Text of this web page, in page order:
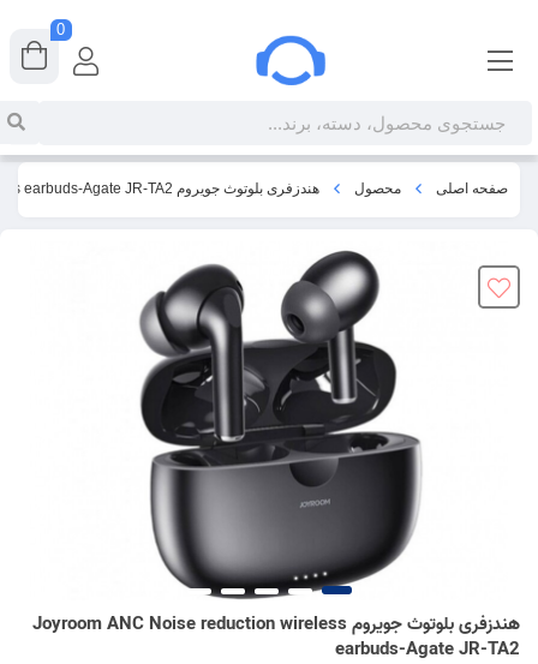
صفحه اصلی محصول هندزفری بلوتوث جویروم Joyroom ANC Noise reduction wireless earbuds-Agate JR-TA2
هندزفری بلوتوث جویروم Joyroom ANC Noise reduction wireless
earbuds-Agate JR-TA2
0